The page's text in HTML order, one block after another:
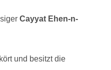
Cayyat Ehen-n-
und besitzt die